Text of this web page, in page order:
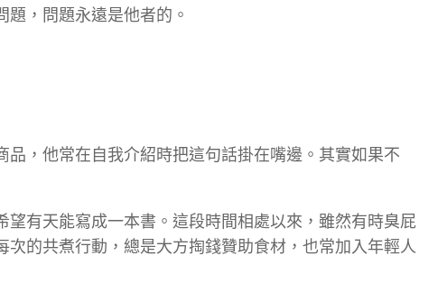
，問題永遠是他者的。
，他常在自我介紹時把這句話掛在嘴邊。其實如果不
有天能寫成一本書。這段時間相處以來，雖然有時臭屁
的共煮行動，總是大方掏錢贊助食材，也常加入年輕人